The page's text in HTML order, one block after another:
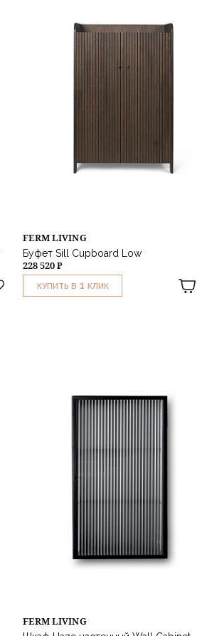
FERM LIVING
Буфет Sill Cupboard Low
228 520 ₽
КУПИТЬ В 1 КЛИК
FERM LIVING